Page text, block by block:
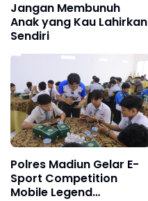
Jangan Membunuh
Anak yang Kau Lahirkan
Sendiri
Polres Madiun Gelar E-
Sport Competition
Mobile Legend